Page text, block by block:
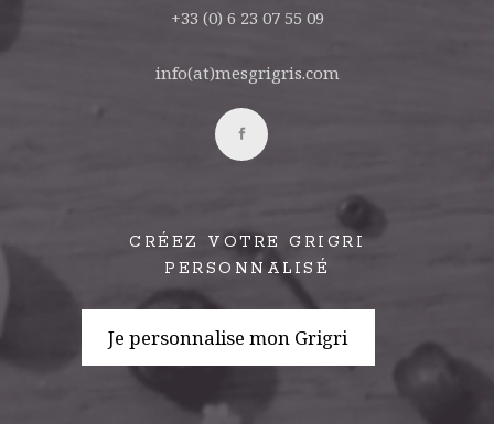
+33 (0) 6 23 07 55 09
info(at)mesgrigris.com
CRÉEZ VOTRE GRIGRI
PERSONNALISÉ
Je personnalise mon Grigri